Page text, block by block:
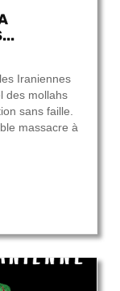
Iraniennes
des mollahs
sans faille.
massacre à